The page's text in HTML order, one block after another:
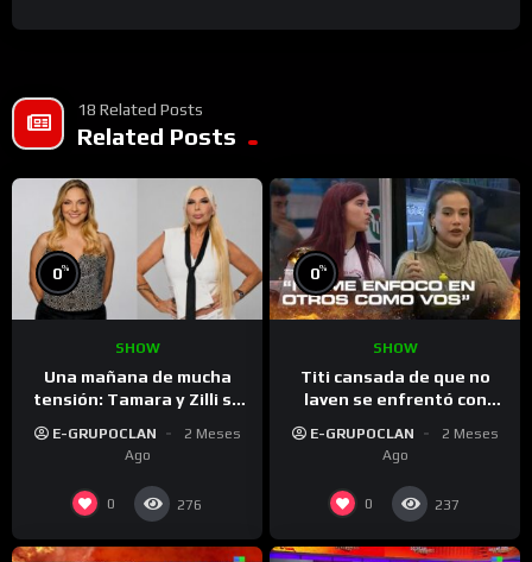
18 Related Posts
Related Posts
0%
SHOW
Una mañana de mucha
tensión: Tamara y Zilli se
dijeron de todo – Gran
Hermano 2026
E-GRUPOCLAN
2 Meses
Ago
0 276
0%
SHOW
Titi cansada de que no
laven se enfrentó con
Cinzia – Gran Hermano
E-GRUPOCLAN
2 Meses
Ago
0 237